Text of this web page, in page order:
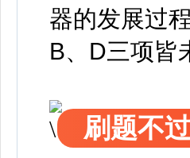
器的发展过
B、D三项皆
刷题不